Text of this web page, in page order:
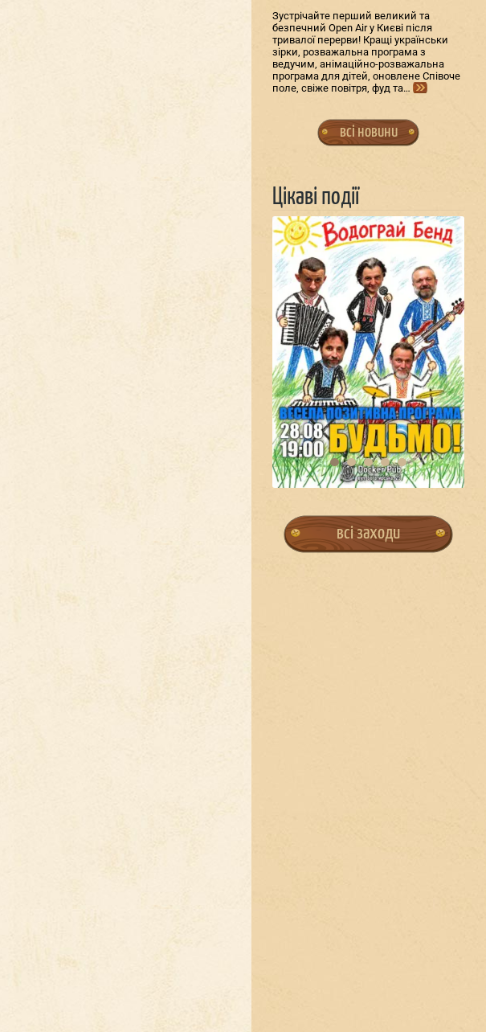
Зустрічайте перший великий та
безпечний Open Air у Києві після
тривалої перерви! Кращі українськи
зірки, розважальна програма з
ведучим, анімаційно-розважальна
програма для дітей, оновлене Співоче
поле, свіже повітря, фуд та…
всі новини
Цікаві події
всі заходи